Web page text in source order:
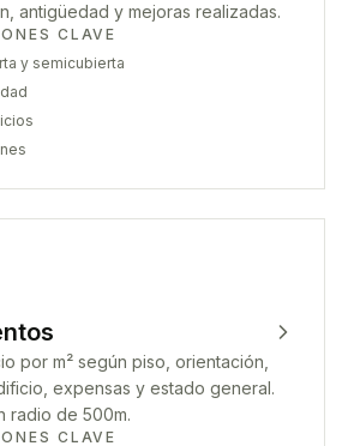
antigüedad y mejoras realizadas.
CLAVE
y semicubierta
por m² según piso, orientación,
expensas y estado general.
radio de 500m.
CLAVE